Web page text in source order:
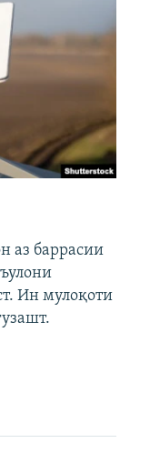
аз баррасии
Ин мулоқоти